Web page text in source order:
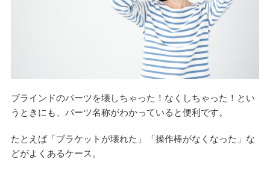
ブラインドのパーツを壊しちゃった！なくしちゃった！とい
うときにも、パーツ名称がわかっていると便利です。
たとえば「ブラケットが壊れた」「操作棒がなくなった」な
どがよくあるケース。